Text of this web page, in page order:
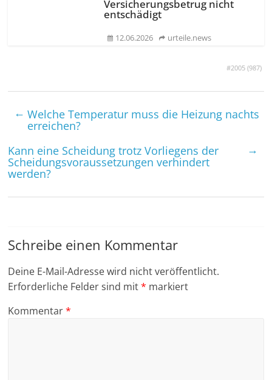
#2005 (987)
Versicherungsbetrug nicht
entschädigt
12.06.2026 urteile.news
← Welche Temperatur muss die Heizung nachts
erreichen?
Kann eine Scheidung trotz Vorliegens der
Scheidungs­voraus­setzungen verhindert
werden?
→
Schreibe einen Kommentar
Deine E-Mail-Adresse wird nicht veröffentlicht.
Erforderliche Felder sind mit* markiert
Kommentar*